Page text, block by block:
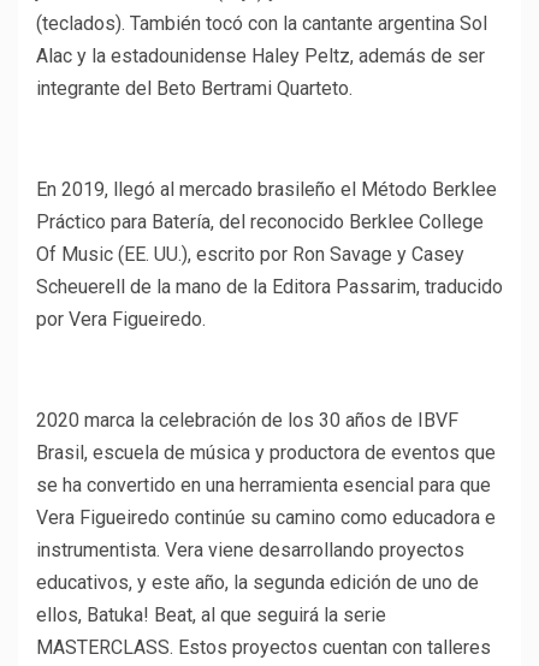
(teclados). También tocó con la cantante argentina Sol
Alac y la estadounidense Haley Peltz, además de ser
integrante del Beto Bertrami Quarteto.
En 2019, llegó al mercado brasileño el Método Berklee
Práctico para Batería, del reconocido Berklee College
Of Music (EE. UU.), escrito por Ron Savage y Casey
Scheuerell de la mano de la Editora Passarim, traducido
por Vera Figueiredo.
2020 marca la celebración de los 30 años de IBVF
Brasil, escuela de música y productora de eventos que
se ha convertido en una herramienta esencial para que
Vera Figueiredo continúe su camino como educadora e
instrumentista. Vera viene desarrollando proyectos
educativos, y este año, la segunda edición de uno de
ellos, Batuka! Beat, al que seguirá la serie
MASTERCLASS. Estos proyectos cuentan con talleres